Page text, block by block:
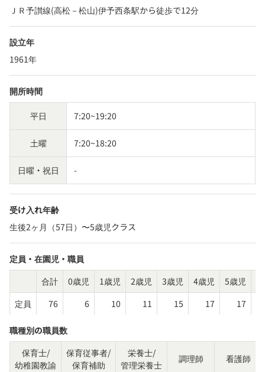
ＪＲ予讃線(高松－松山)伊予西条駅から徒歩で12分
設立年
1961年
開所時間
平日 7:20~19:20
土曜 7:20~18:20
日曜・祝日 -
受け入れ年齢
生後2ヶ月（57日）〜5歳児クラス
定員・在園児・職員
合計
0歳児 1歳児 2歳児 3歳児 4歳児 5歳児
定員
76 6 10 11 15 17 17
職種別の職員数
保育士/
幼稚園教諭
保育従事者/
保育補助
栄養士/
管理栄養士
調理師 看護師